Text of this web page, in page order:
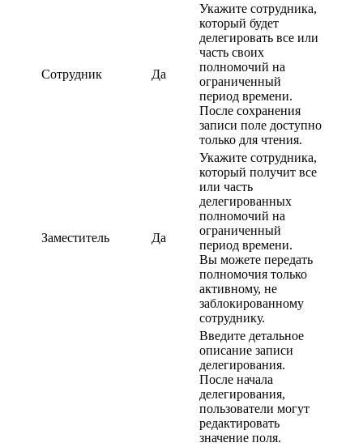
Сотрудник Да
Укажите сотрудника,
который будет
делегировать все или
часть своих
полномочий на
ограниченный
период времени.
После сохранения
записи поле доступно
только для чтения.
Заместитель Да
Укажите сотрудника,
который получит все
или часть
делегированных
полномочий на
ограниченный
период времени.
Вы можете передать
полномочия только
активному, не
заблокированному
сотруднику.
Введите детальное
описание записи
делегирования.
После начала
делегирования,
пользователи могут
редактировать
значение поля.